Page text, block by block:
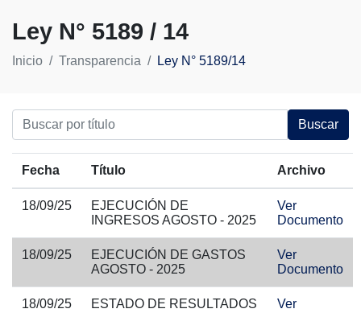
Ley N° 5189 / 14
Inicio Transparencia Ley N° 5189/14
Buscar
Fecha Título Archivo
18/09/25
EJECUCIÓN DE
INGRESOS AGOSTO - 2025
Ver
Documento
18/09/25
EJECUCIÓN DE GASTOS
AGOSTO - 2025
Ver
Documento
18/09/25
ESTADO DE RESULTADOS
Ver